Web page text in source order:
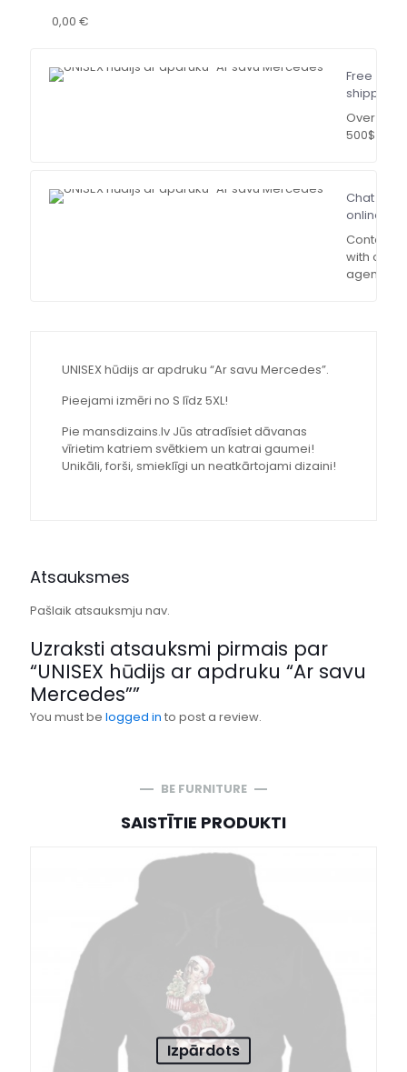
0,00 €
Free
shipping
Over
500$
Chat
online
Contact
with our
agent
UNISEX hūdijs ar apdruku “Ar savu Mercedes”.
Pieejami izmēri no S līdz 5XL!
Pie mansdizains.lv Jūs atradīsiet dāvanas
vīrietim katriem svētkiem un katrai gaumei!
Unikāli, forši, smieklīgi un neatkārtojami dizaini!
Atsauksmes
Pašlaik atsauksmju nav.
Uzraksti atsauksmi pirmais par
“UNISEX hūdijs ar apdruku “Ar savu
Mercedes””
You must be logged in to post a review.
BE FURNITURE
SAISTĪTIE PRODUKTI
Izpārdots